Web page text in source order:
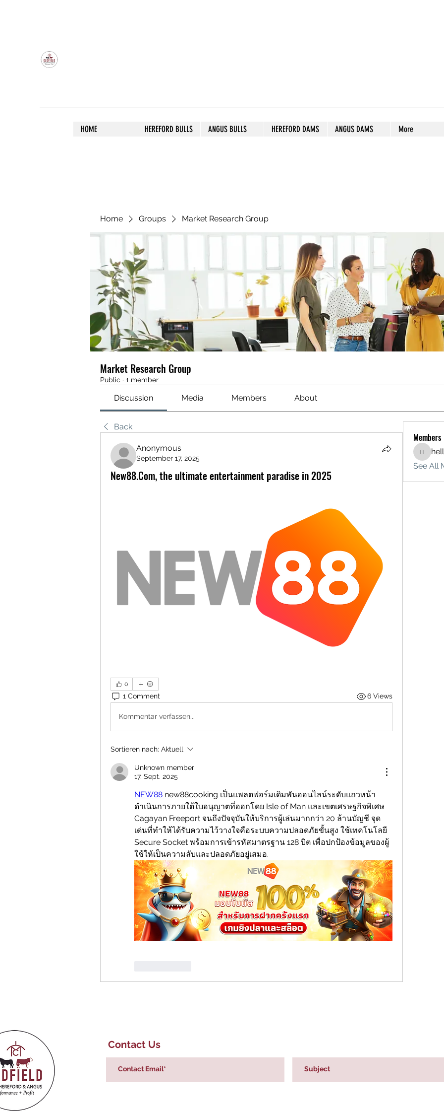
HOME HEREFORD BULLS ANGUS BULLS HEREFORD DAMS ANGUS DAMS More
Home Groups Market Research Group
Market Research Group
Public · 1 member
Discussion Media Members About
Back
Anonymous
September 17, 2025
New88.Com, the ultimate entertainment paradise in 2025
0
1 Comment 6 Views
Kommentar verfassen...
Sortieren nach: Aktuell
Unknown member
17. Sept. 2025
NEW88 new88cooking เป็นแพลตฟอร์มเดิมพันออนไลน์ระดับแถวหน้า
ดำเนินการภายใต้ใบอนุญาตที่ออกโดย Isle of Man และเขตเศรษฐกิจพิเศษ
Cagayan Freeport จนถึงปัจจุบันให้บริการผู้เล่นมากกว่า 20 ล้านบัญชี จุด
เด่นที่ทำให้ได้รับความไว้วางใจคือระบบความปลอดภัยขั้นสูง ใช้เทคโนโลยี
Secure Socket พร้อมการเข้ารหัสมาตรฐาน 128 บิต เพื่อปกป้องข้อมูลของผู้
ใช้ให้เป็นความลับและปลอดภัยอยู่เสมอ.
Members
See All
Contact Us